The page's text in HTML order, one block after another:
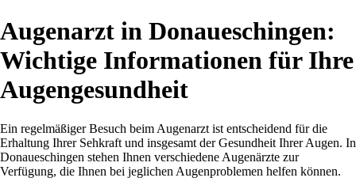
Augenarzt in Donaueschingen:
Wichtige Informationen für Ihre
Augengesundheit
Ein regelmäßiger Besuch beim Augenarzt ist entscheidend für die
Erhaltung Ihrer Sehkraft und insgesamt der Gesundheit Ihrer Augen. In
Donaueschingen stehen Ihnen verschiedene Augenärzte zur
Verfügung, die Ihnen bei jeglichen Augenproblemen helfen können.